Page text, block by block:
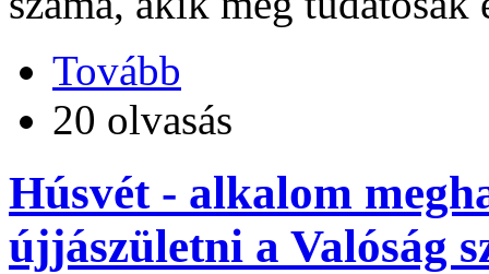
Tovább
20 olvasás
Húsvét - alkalom
újjászületni a Valóság